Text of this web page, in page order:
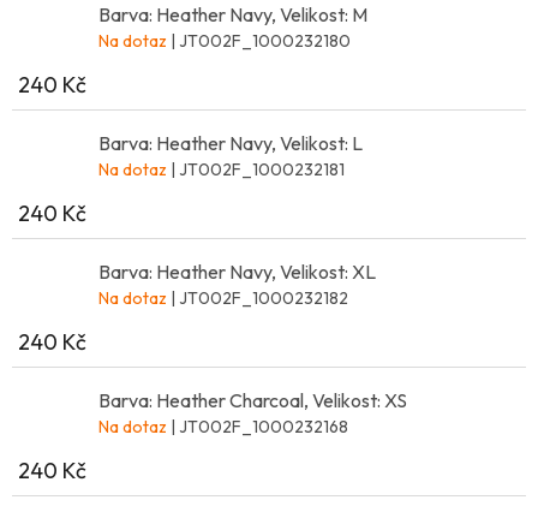
Barva: Heather Navy, Velikost: M
Na dotaz | JT002F_1000232180
240 Kč
Barva: Heather Navy, Velikost: L
Na dotaz | JT002F_1000232181
240 Kč
Barva: Heather Navy, Velikost: XL
Na dotaz | JT002F_1000232182
240 Kč
Barva: Heather Charcoal, Velikost: XS
Na dotaz | JT002F_1000232168
240 Kč